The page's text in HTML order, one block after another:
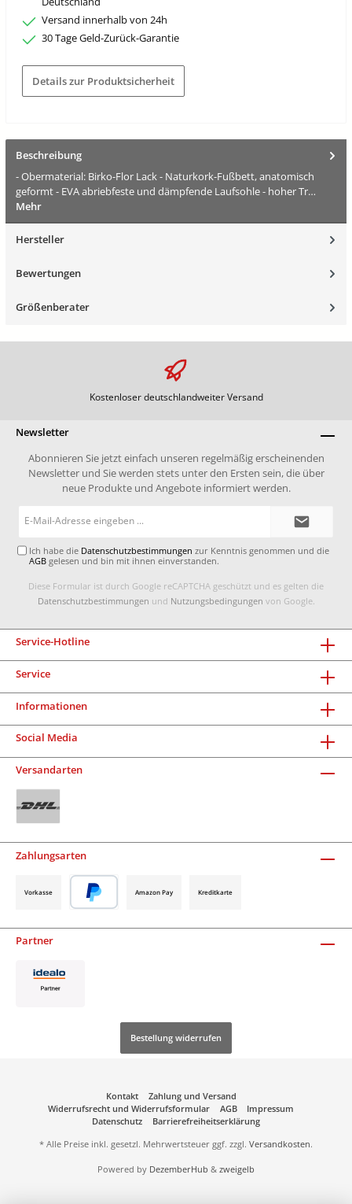
Versand innerhalb von 24h
30 Tage Geld-Zurück-Garantie
Details zur Produktsicherheit
Beschreibung
- Obermaterial: Birko-Flor Lack - Naturkork-Fußbett, anatomisch
geformt - EVA abriebfeste und dämpfende Laufsohle - hoher Tr…
Mehr
Hersteller
Bewertungen
Größenberater
Kostenloser deutschlandweiter Versand
Newsletter
Abonnieren Sie jetzt einfach unseren regelmäßig erscheinenden
Newsletter und Sie werden stets unter den Ersten sein, die über
neue Produkte und Angebote informiert werden.
Ich habe die Datenschutzbestimmungen zur Kenntnis genommen und die
AGB gelesen und bin mit ihnen einverstanden.
Diese Formular ist durch Google reCAPTCHA geschützt und es gelten die
Datenschutzbestimmungen und Nutzungsbedingungen von Google.
Service-Hotline
Service
Informationen
Social Media
Versandarten
Zahlungsarten
Vorkasse Amazon Pay Kreditkarte
Partner
Bestellung widerrufen
Kontakt
Zahlung und Versand
Widerrufsrecht und Widerrufsformular
AGB
Impressum
Datenschutz
Barrierefreiheitserklärung
* Alle Preise inkl. gesetzl. Mehrwertsteuer ggf. zzgl. Versandkosten.
Powered by DezemberHub & zweigelb